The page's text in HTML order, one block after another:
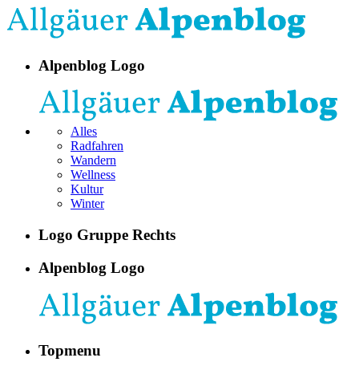
Alpenblog Logo
Alles
Radfahren
Wandern
Wellness
Kultur
Winter
Logo Gruppe Rechts
Alpenblog Logo
Topmenu